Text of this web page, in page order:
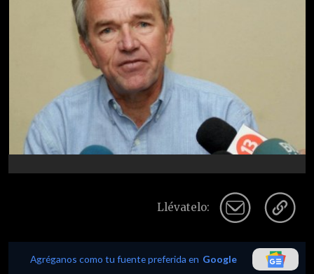
Llévatelo:
Agréganos como tu fuente preferida en Google